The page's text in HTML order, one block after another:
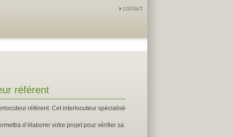
contact
référent
référent. Cet interlocuteur spécialisé
d’élaborer votre projet pour vérifier sa